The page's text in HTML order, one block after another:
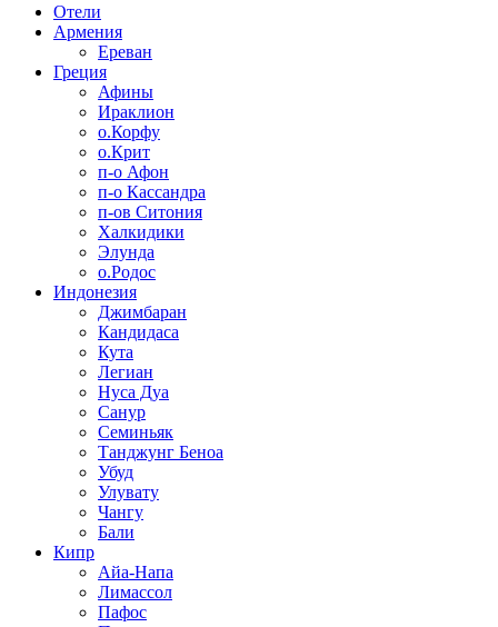
Отели
Армения
Ереван
Греция
Афины
Ираклион
о.Корфу
о.Крит
п-о Афон
п-о Кассандра
п-ов Ситония
Халкидики
Элунда
о.Родос
Индонезия
Джимбаран
Кандидаса
Кута
Легиан
Нуса Дуа
Санур
Семиньяк
Танджунг Беноа
Убуд
Улувату
Чангу
Бали
Кипр
Айа-Напа
Лимассол
Пафос